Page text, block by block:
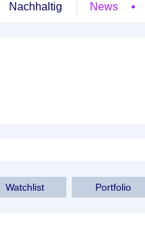
Nachhaltig News
Portfolio
Watchlist